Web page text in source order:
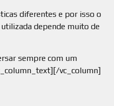
diferentes e por isso o
depende muito de
sempre com um
vc_column]